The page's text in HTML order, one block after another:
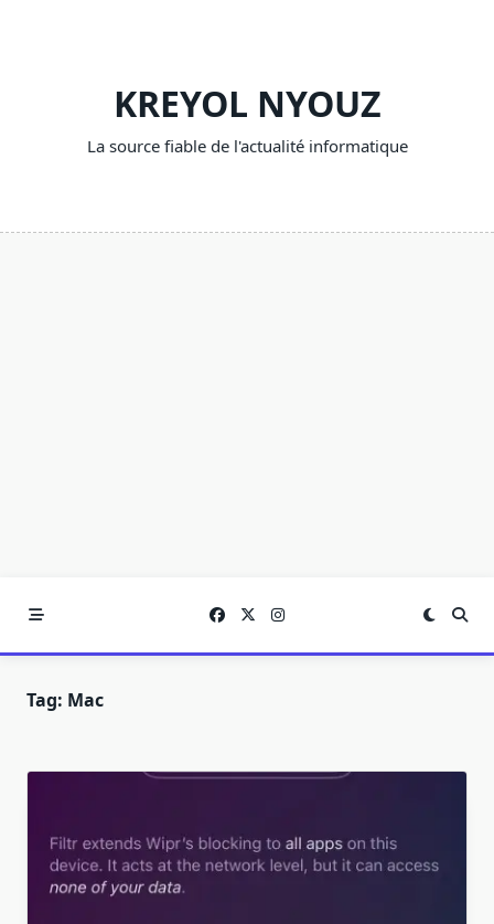
KREYOL NYOUZ
La source fiable de l'actualité informatique
Tag: Mac